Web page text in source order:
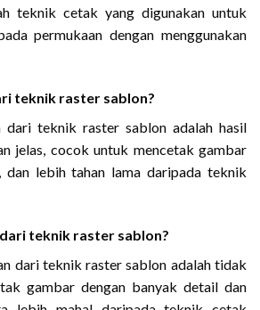
teknik cetak yang digunakan untuk
permukaan dengan menggunakan
teknik raster sablon?
dari teknik raster sablon adalah hasil
jelas, cocok untuk mencetak gambar
dan lebih tahan lama daripada teknik
teknik raster sablon?
dari teknik raster sablon adalah tidak
gambar dengan banyak detail dan